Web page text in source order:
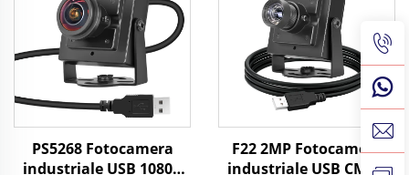
PS5268 Fotocamera
industriale USB 1080P
F22 2MP Fotocamera
industriale USB CMOS